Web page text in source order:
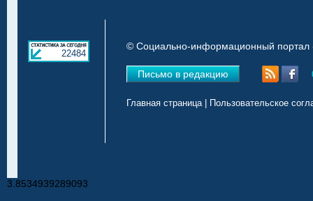
22484
© Социально-информационный портал
Письмо в редакцию
Главная страница| Пользовательское
3.8534939289093